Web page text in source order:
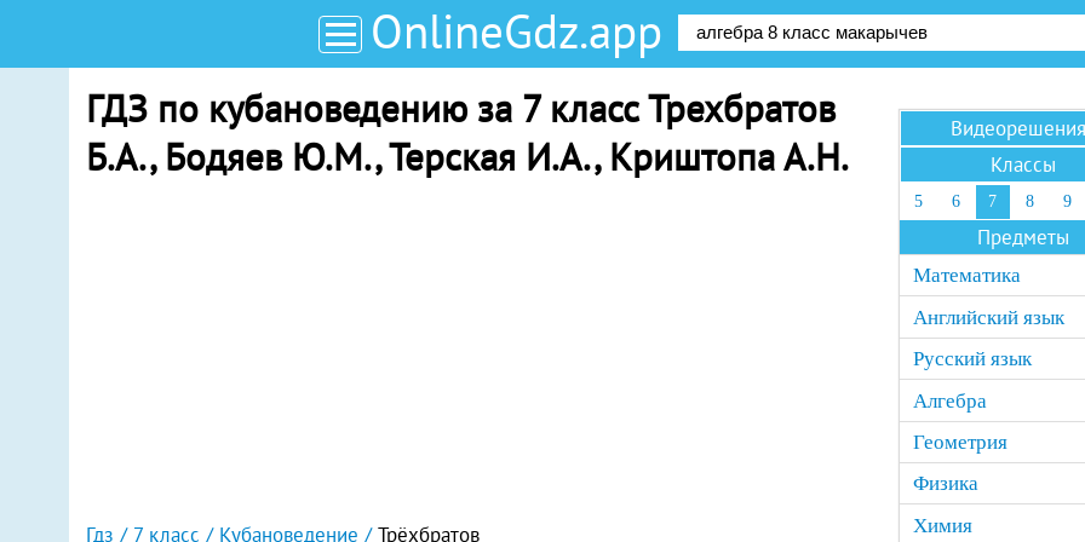
OnlineGdz.app
ГДЗ по кубановедению за 7 класс Трехбратов
Б.А., Бодяев Ю.М., Терская И.А., Криштопа А.Н.
Гдз 7 класс Кубановедение Трёхбратов
Видеорешения
Классы
5 6 7 8 9
Предметы
Математика
Английский язык
Русский язык
Алгебра
Геометрия
Физика
Химия